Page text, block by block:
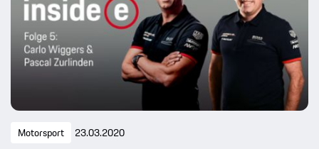
Motorsport 23.03.2020